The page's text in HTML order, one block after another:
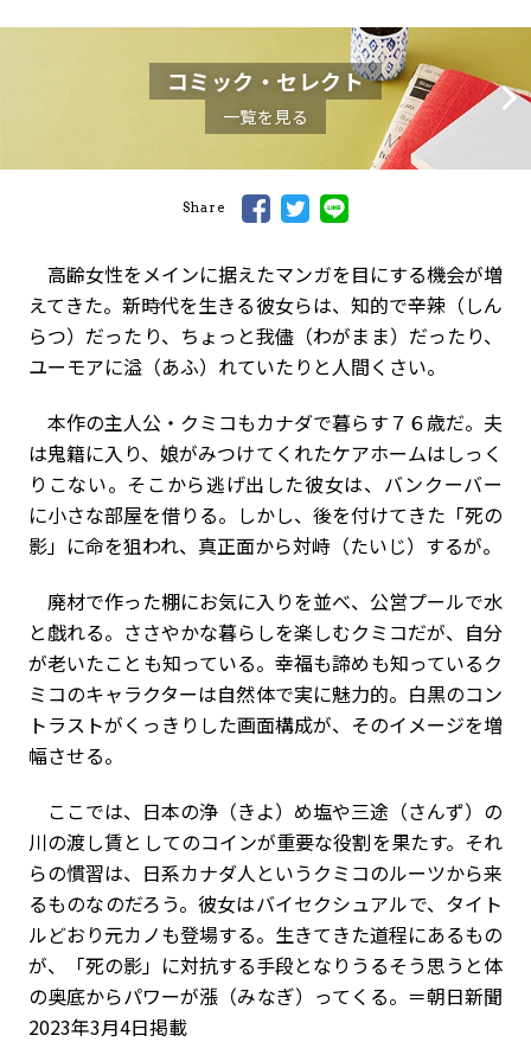
コミック・セレクト
一覧を見る
Share
高齢女性をメインに据えたマンガを目にする機会が増
えてきた。新時代を生きる彼女らは、知的で辛辣（しん
らつ）だったり、ちょっと我儘（わがまま）だったり、
ユーモアに溢（あふ）れていたりと人間くさい。
本作の主人公・クミコもカナダで暮らす７６歳だ。夫
は鬼籍に入り、娘がみつけてくれたケアホームはしっく
りこない。そこから逃げ出した彼女は、バンクーバー
に小さな部屋を借りる。しかし、後を付けてきた「死の
影」に命を狙われ、真正面から対峙（たいじ）するが――。
廃材で作った棚にお気に入りを並べ、公営プールで水
と戯れる。ささやかな暮らしを楽しむクミコだが、自分
が老いたことも知っている。幸福も諦めも知っているク
ミコのキャラクターは自然体で実に魅力的。白黒のコン
トラストがくっきりした画面構成が、そのイメージを増
幅させる。
ここでは、日本の浄（きよ）め塩や三途（さんず）の
川の渡し賃としてのコインが重要な役割を果たす。それ
らの慣習は、日系カナダ人というクミコのルーツから来
るものなのだろう。彼女はバイセクシュアルで、タイト
ルどおり元カノも登場する。生きてきた道程にあるもの
が、「死の影」に対抗する手段となりうる――そう思うと体
の奥底からパワーが漲（みなぎ）ってくる。＝朝日新聞
2023年3月4日掲載